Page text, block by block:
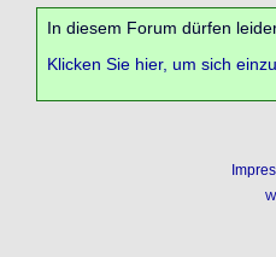
In diesem Forum dürfen
Klicken Sie hier, um sich